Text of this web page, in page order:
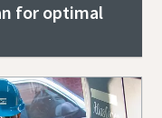
for optimal